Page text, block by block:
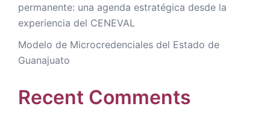
permanente: una agenda estratégica desde la
experiencia del CENEVAL
Modelo de Microcredenciales del Estado de
Guanajuato
Recent Comments